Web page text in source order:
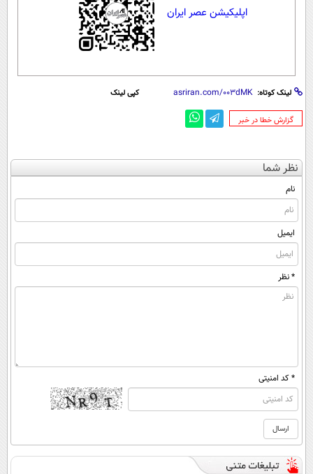
اپلیکیشن عصر ایران
لینک کوتاه: کپی لینک
‌گزارش خطا در خبر
نظر شما
نام
ایمیل
* نظر
* کد امنیتی